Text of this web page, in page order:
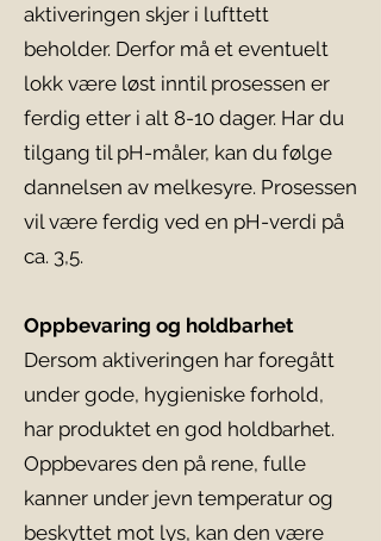
aktiveringen skjer i lufttett
beholder. Derfor må et eventuelt
lokk være løst inntil prosessen er
ferdig etter i alt 8-10 dager. Har du
tilgang til pH-måler, kan du følge
dannelsen av melkesyre. Prosessen
vil være ferdig ved en pH-verdi på
ca. 3,5.
Oppbevaring og holdbarhet
Dersom aktiveringen har foregått
under gode, hygieniske forhold,
har produktet en god holdbarhet.
Oppbevares den på rene, fulle
kanner under jevn temperatur og
beskyttet mot lys, kan den være